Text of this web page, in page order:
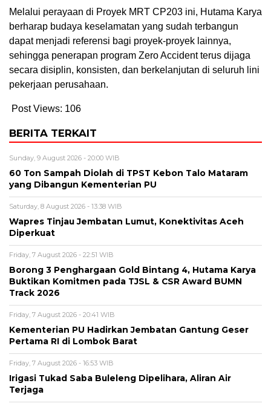
Melalui perayaan di Proyek MRT CP203 ini, Hutama Karya
berharap budaya keselamatan yang sudah terbangun
dapat menjadi referensi bagi proyek-proyek lainnya,
sehingga penerapan program Zero Accident terus dijaga
secara disiplin, konsisten, dan berkelanjutan di seluruh lini
pekerjaan perusahaan.
Post Views: 106
BERITA TERKAIT
Sunday, 9 August 2026 - 20:00 WIB
60 Ton Sampah Diolah di TPST Kebon Talo Mataram
yang Dibangun Kementerian PU
Saturday, 8 August 2026 - 13:38 WIB
Wapres Tinjau Jembatan Lumut, Konektivitas Aceh
Diperkuat
Friday, 7 August 2026 - 22:51 WIB
Borong 3 Penghargaan Gold Bintang 4, Hutama Karya
Buktikan Komitmen pada TJSL & CSR Award BUMN
Track 2026
Friday, 7 August 2026 - 20:41 WIB
Kementerian PU Hadirkan Jembatan Gantung Geser
Pertama RI di Lombok Barat
Friday, 7 August 2026 - 16:53 WIB
Irigasi Tukad Saba Buleleng Dipelihara, Aliran Air
Terjaga